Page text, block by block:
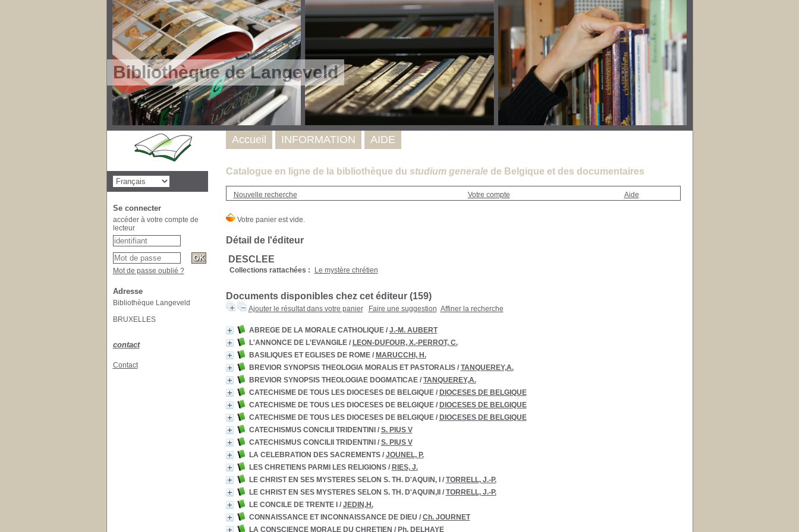
Bibliothèque de Langeveld
Catalogue en ligne de la bibliothèque du studium generalede Belgique et des documentaires
Nouvelle recherche Votre compte Aide
Détail de l'éditeur
DESCLEE
Collections rattachées : Le mystère chrétien
Documents disponibles chez cet éditeur (159)
Ajouter le résultat dans votre panier Faire une suggestion Affiner la recherche
ABREGE DE LA MORALE CATHOLIQUE/ J.-M. AUBERT
L'ANNONCE DE L'EVANGILE/ LEON-DUFOUR, X.-PERROT, C.
BASILIQUES ET EGLISES DE ROME/ MARUCCHI, H.
BREVIOR SYNOPSIS THEOLOGIA MORALIS ET PASTORALIS/ TANQUEREY,A.
BREVIOR SYNOPSIS THEOLOGIAE DOGMATICAE/ TANQUEREY,A.
CATECHISME DE TOUS LES DIOCESES DE BELGIQUE/ DIOCESES DE BELGIQUE
CATECHISME DE TOUS LES DIOCESES DE BELGIQUE/ DIOCESES DE BELGIQUE
CATECHISME DE TOUS LES DIOCESES DE BELGIQUE/ DIOCESES DE BELGIQUE
CATECHISMUS CONCILII TRIDENTINI / S. PIUS V
CATECHISMUS CONCILII TRIDENTINI / S. PIUS V
LA CELEBRATION DES SACREMENTS/ JOUNEL, P.
LES CHRETIENS PARMI LES RELIGIONS/ RIES, J.
LE CHRIST EN SES MYSTERES SELON S. TH. D'AQUIN, I
/ TORRELL, J.-P.
LE CHRIST EN SES MYSTERES SELON S. TH. D'AQUIN,II
/ TORRELL, J.-P.
LE CONCILE DE TRENTE I
/ JEDIN,H.
CONNAISSANCE ET INCONNAISSANCE DE DIEU / Ch. JOURNET
LA CONSCIENCE MORALE DU CHRETIEN / Ph. DELHAYE
Accueil INFORMATION AIDE
Se connecter
accéder à votre compte de
lecteur
Mot de passe oublié ?
Adresse
Bibliothèque Langeveld
BRUXELLES
contact
Contact